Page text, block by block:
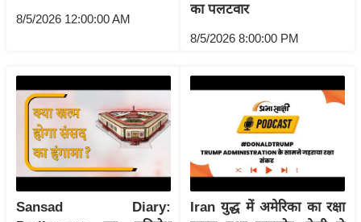
ष
डिं
ग
c
8/5/2026 12:00:00 AM
का पलटवार
8/5/2026 8:00:00 PM
Sansad Diary:
Iran युद्ध में अमेरिका का रक्षा